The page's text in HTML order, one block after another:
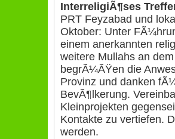
InterreligiÃ¶ses
PRT Feyzabad und
Oktober: Unter
einem anerkannten
weitere Mullahs an
begrÃ¼ÃŸen die
Provinz und danken
BevÃ¶lkerung.
Kleinprojekten
Kontakte zu vertiefen.
werden.